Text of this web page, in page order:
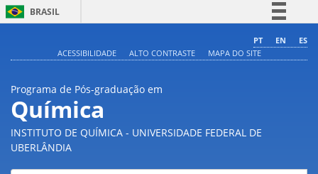
BRASIL
Comunica BR
PT EN
ES
ACESSIBILIDADE
ALTO CONTRASTE MAPA DO SITE
Programa de Pós-graduação em
Química
INSTITUTO DE QUÍMICA - UNIVERSIDADE FEDERAL DE
UBERLÂNDIA